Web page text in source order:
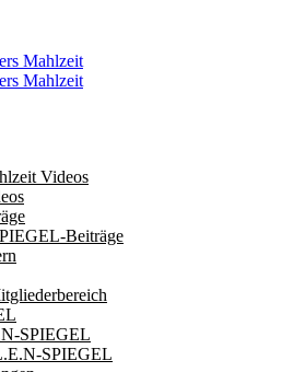
Videos
Beiträge
SPIEGEL
SPIEGEL